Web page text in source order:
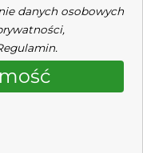
danych osobowych
,
.